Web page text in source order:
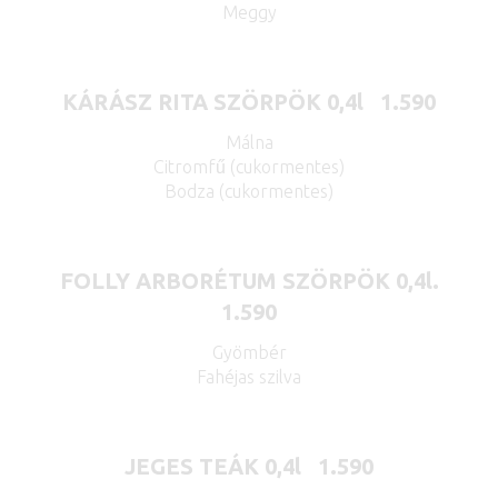
Meggy
KÁRÁSZ RITA SZÖRPÖK 0,4l 1.590
Málna
Citromfű (cukormentes)
Bodza (cukormentes)
FOLLY ARBORÉTUM SZÖRPÖK 0,4l.
1.590
Gyömbér
Fahéjas szilva
JEGES TEÁK 0,4l 1.590